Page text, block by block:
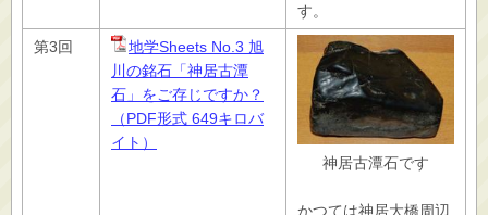
す。
第3回
地学Sheets No.3 旭
川の銘石「神居古潭
石」をご存じですか？
（PDF形式 649キロバ
イト）
神居古潭石です
かつては神居大橋周辺